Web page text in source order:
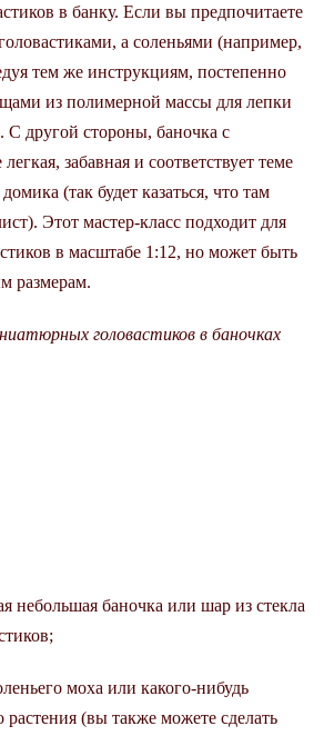
в банку. Если вы предпочитаете
а соленьями (например,
тем же инструкциям, постепенно
из полимерной массы для лепки
С другой стороны, баночка с
забавная и соответствует теме
(так будет казаться, что там
Этот мастер-класс подходит для
в масштабе 1:12, но может быть
размерам.
головастиков в баночках
небольшая баночка или шар из стекла
моха или какого-нибудь
растения (вы также можете сделать